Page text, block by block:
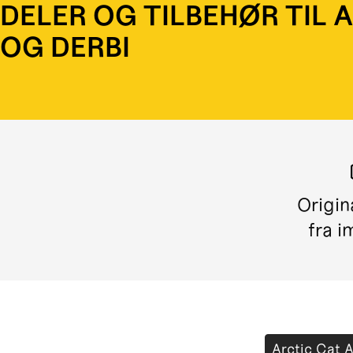
DELER OG TILBEHØR TIL
OG DERBI
fra
Arctic Cat